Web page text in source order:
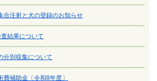
合注射と犬の登録のお知らせ
結果について
分別収集について
補助金〔令和8年度〕